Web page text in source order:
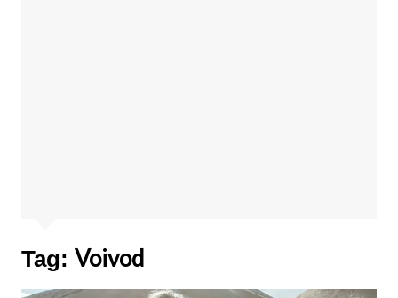
Tag: Voivod